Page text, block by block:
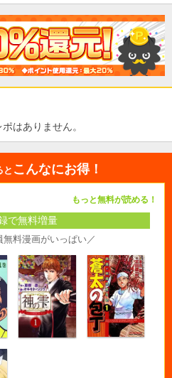
はありません。
と こんなにお得！
もっと無料が読める！
で無料増量
無料漫画がいっぱい／